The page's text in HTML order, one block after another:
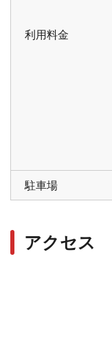
利用料金
駐車場
アクセス